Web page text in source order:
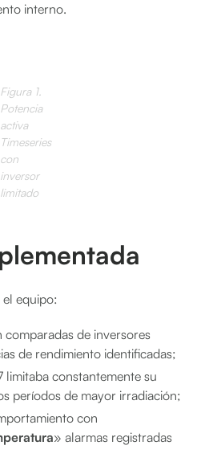
interno.
Figura 1.
Potencia
activa
Timeseries
con
inversor
limitado
equipo:
de inversores
de rendimiento identificadas;
limitaba constantemente su
períodos de mayor irradiación;
con
» alarmas registradas